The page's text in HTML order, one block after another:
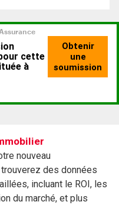
nouveau
des données
incluant le ROI, les
du marché, et plus